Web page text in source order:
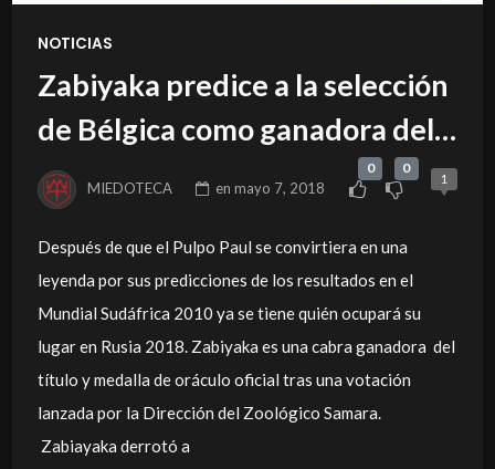
NOTICIAS
Zabiyaka predice a la selección
de Bélgica como ganadora del
Mundial
MIEDOTECA enmayo 7, 2018
0 0
1
Después de que el Pulpo Paul se convirtiera en una
leyenda por sus predicciones de los resultados en el
Mundial Sudáfrica 2010 ya se tiene quién ocupará su
lugar en Rusia 2018. Zabiyaka es una cabra ganadora del
título y medalla de oráculo oficial tras una votación
lanzada por la Dirección del Zoológico Samara.
Zabiayaka derrotó a